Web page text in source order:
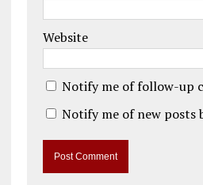
Website
Notify me of follow-up
Notify me of new posts